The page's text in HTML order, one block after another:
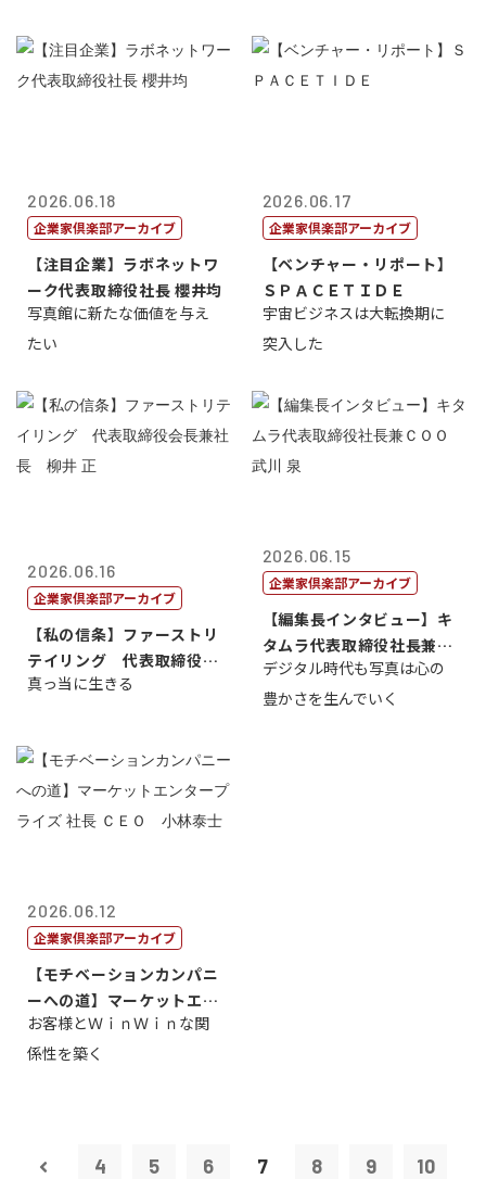
2026.06.18
企業家倶楽部アーカイブ
【注目企業】ラボネットワ
ーク代表取締役社長 櫻井均
写真館に新たな価値を与え
たい
2026.06.17
企業家倶楽部アーカイブ
【ベンチャー・リポート】
ＳＰＡＣＥＴＩＤＥ
宇宙ビジネスは大転換期に
突入した
2026.06.16
企業家倶楽部アーカイブ
【私の信条】ファーストリ
テイリング 代表取締役会
長兼社長 柳...
真っ当に生きる
2026.06.15
企業家倶楽部アーカイブ
【編集長インタビュー】キ
タムラ代表取締役社長兼Ｃ
ＯＯ 武川 ...
デジタル時代も写真は心の
豊かさを生んでいく
2026.06.12
企業家倶楽部アーカイブ
【モチベーションカンパニ
ーへの道】マーケットエン
タープライズ...
お客様とＷｉｎＷｉｎな関
係性を築く
4 5 6 7 8 9 10